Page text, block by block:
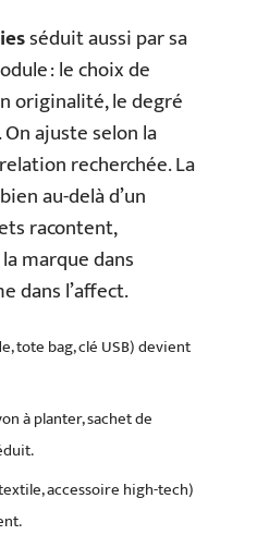
séduit aussi par sa
: le choix de
originalité, le degré
ajuste selon la
recherchée. La
au-delà d’un
racontent,
marque dans
dans l’affect.
tote bag, clé USB) devient
à planter, sachet de
accessoire high-tech)